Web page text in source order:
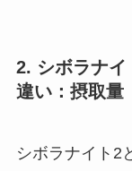
2. シボラナイ
違い：摂取量
シボラナイト2